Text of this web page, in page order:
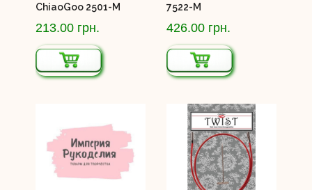
ChiaoGoo 2501-M
213.00 грн.
7522-M
426.00 грн.